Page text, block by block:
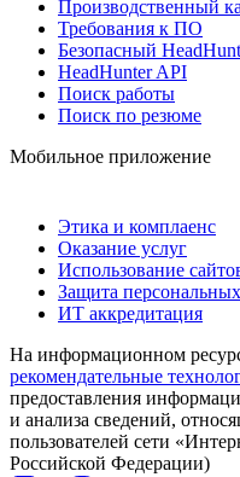
Производственный
Требования к ПО
Безопасный
HeadHunter API
Поиск работы
Поиск по резюме
Мобильное приложение
Этика и комплаенс
Оказание услуг
Использование
Защита
ИТ аккредитация
На информационном
рекомендательные
предоставления
и анализа сведений,
пользователей сети
Российской Федерации)